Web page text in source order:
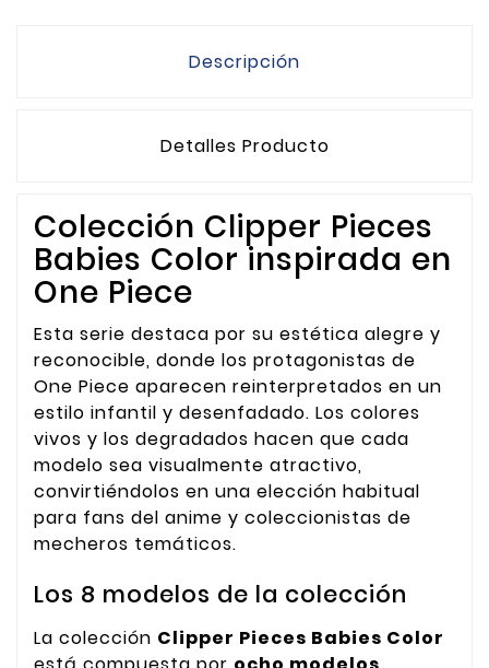
Descripción
Detalles Producto
Colección Clipper Pieces
Babies Color inspirada en
One Piece
Esta serie destaca por su estética alegre y
reconocible, donde los protagonistas de
One Piece aparecen reinterpretados en un
estilo infantil y desenfadado. Los colores
vivos y los degradados hacen que cada
modelo sea visualmente atractivo,
convirtiéndolos en una elección habitual
para fans del anime y coleccionistas de
mecheros temáticos.
Los 8 modelos de la colección
La colección Clipper Pieces Babies Color